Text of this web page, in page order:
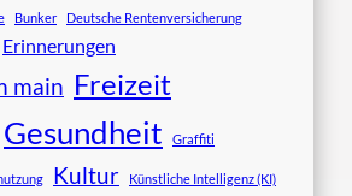
Bunker
Deutsche Rentenversicherung
Erinnerungen
main Freizeit
Gesundheit Graffiti
Kultur Künstliche Intelligenz (KI)